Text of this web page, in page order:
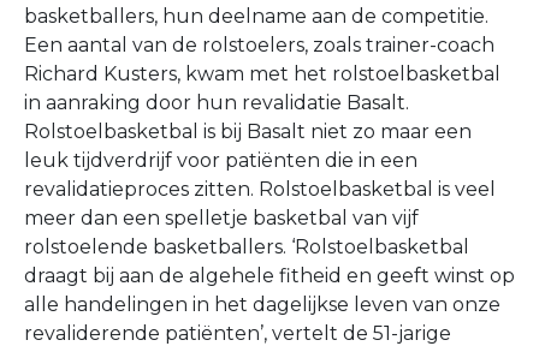
basketballers, hun deelname aan de competitie.
Een aantal van de rolstoelers, zoals trainer-coach
Richard Kusters, kwam met het rolstoelbasketbal
in aanraking door hun revalidatie Basalt.
Rolstoelbasketbal is bij Basalt niet zo maar een
leuk tijdverdrijf voor patiënten die in een
revalidatieproces zitten. Rolstoelbasketbal is veel
meer dan een spelletje basketbal van vijf
rolstoelende basketballers. ‘Rolstoelbasketbal
draagt bij aan de algehele fitheid en geeft winst op
alle handelingen in het dagelijkse leven van onze
revaliderende patiënten’, vertelt de 51-jarige